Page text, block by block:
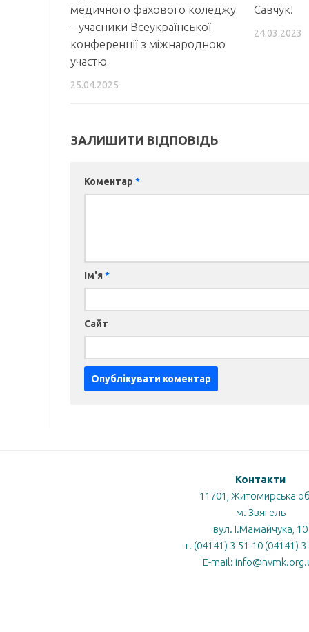
медичного фахового коледжу
– учасники Всеукраїнської
конференції з міжнародною
участю
25.04.2025
Савчук!
24.03.2023
ЗАЛИШИТИ ВІДПОВІДЬ
Коментар *
Ім'я *
Сайт
Контакти
11701, Житомирська
м. Звягель
вул. І.Мамайчука, 10
т. (04141) 3-51-10 (04141)
E-mail:
Державна
служба